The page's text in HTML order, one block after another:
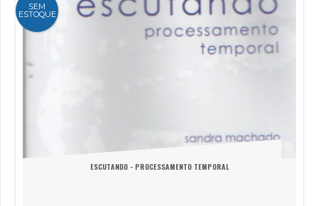
SEM
ESTOQUE
ESCUTANDO - PROCESSAMENTO TEMPORAL